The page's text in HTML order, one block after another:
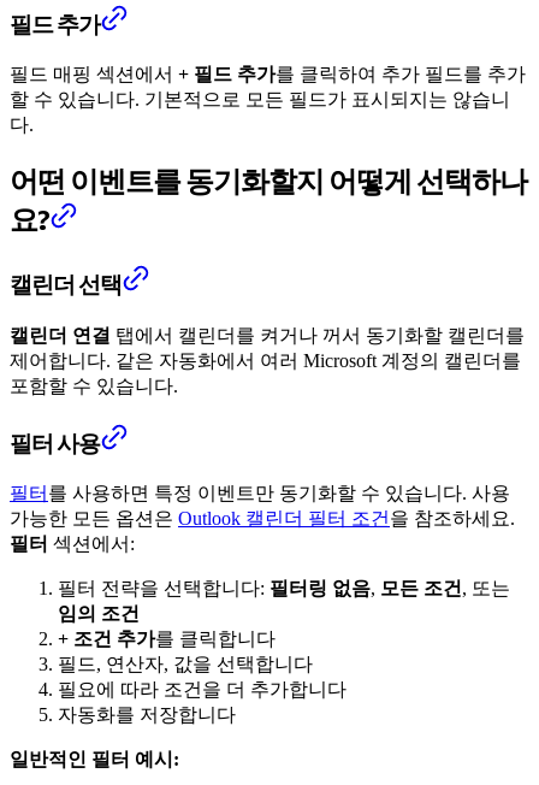
필드 추가
필드 매핑 섹션에서 + 필드 추가를 클릭하여 추가 필드를 추가
할 수 있습니다. 기본적으로 모든 필드가 표시되지는 않습니
다.
어떤 이벤트를 동기화할지 어떻게 선택하나
요?
캘린더 선택
캘린더 연결 탭에서 캘린더를 켜거나 꺼서 동기화할 캘린더를
제어합니다. 같은 자동화에서 여러 Microsoft 계정의 캘린더를
포함할 수 있습니다.
필터 사용
필터 를 사용하면 특정 이벤트만 동기화할 수 있습니다. 사용
가능한 모든 옵션은 Outlook 캘린더 필터 조건 을 참조하세요.
필터 섹션에서:
필터 전략을 선택합니다: 필터링 없음, 모든 조건 , 또는
임의 조건
+ 조건 추가를 클릭합니다
필드, 연산자, 값을 선택합니다
필요에 따라 조건을 더 추가합니다
자동화를 저장합니다
일반적인 필터 예시: